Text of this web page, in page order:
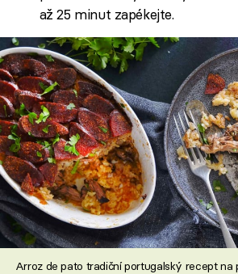
až 25 minut zapékejte.
Arroz de pato tradiční portugalský recept na